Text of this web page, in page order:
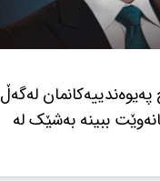
لەگەڵ
ببینە بەشێک لە